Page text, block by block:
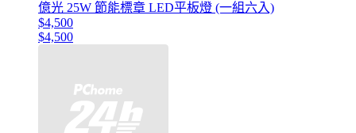
億光 25W 節能標章 LED平板燈 (一組六入)
$4,500
$4,500